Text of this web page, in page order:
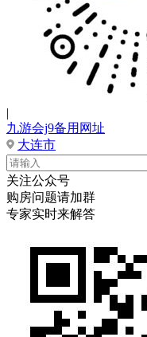
|
九游会j9备用网址
大连市
关注公众号
购房问题请加群
专家实时来解答